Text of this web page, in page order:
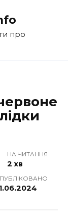
про
НА ЧИТАННЯ
2 хв